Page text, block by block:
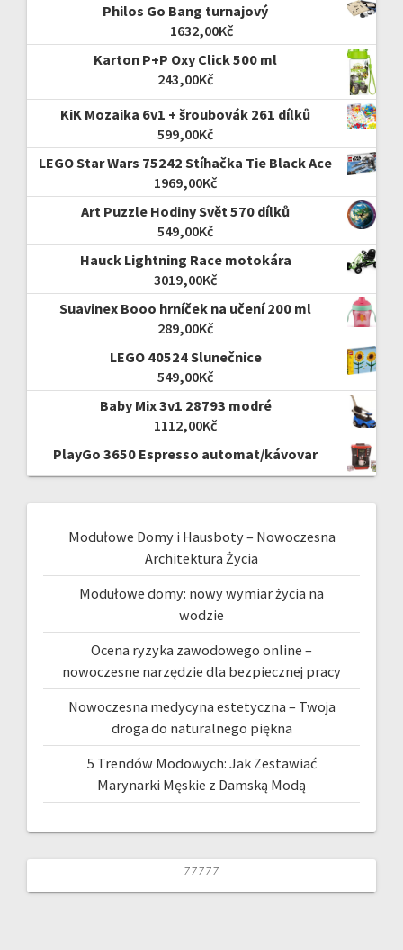
Philos Go Bang turnajový
1632,00Kč
Karton P+P Oxy Click 500 ml
243,00Kč
KiK Mozaika 6v1 + šroubovák 261 dílků
599,00Kč
LEGO Star Wars 75242 Stíhačka Tie Black Ace
1969,00Kč
Art Puzzle Hodiny Svět 570 dílků
549,00Kč
Hauck Lightning Race motokára
3019,00Kč
Suavinex Booo hrníček na učení 200 ml
289,00Kč
LEGO 40524 Slunečnice
549,00Kč
Baby Mix 3v1 28793 modré
1112,00Kč
PlayGo 3650 Espresso automat/kávovar
Modułowe Domy i Hausboty – Nowoczesna
Architektura Życia
Modułowe domy: nowy wymiar życia na
wodzie
Ocena ryzyka zawodowego online –
nowoczesne narzędzie dla bezpiecznej pracy
Nowoczesna medycyna estetyczna – Twoja
droga do naturalnego piękna
5 Trendów Modowych: Jak Zestawiać
Marynarki Męskie z Damską Modą
zzzzz